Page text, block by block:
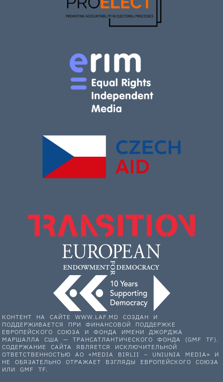
КОНТЕНТ НА САЙТЕ WWW.LAF.MD СОЗДАН И
ПОДДЕРЖИВАЕТСЯ ПРИ ФИНАНСОВОЙ ПОДДЕРЖКЕ
ЕВРОПЕЙСКОГО СОЮЗА И ФОНДА ИМЕНИ ДЖОРДЖА
МАРШАЛЛА США — ТРАНСАТЛАНТИЧЕСКОГО ФОНДА (GMF TF).
СОДЕРЖАНИЕ САЙТА ЯВЛЯЕТСЯ ИСКЛЮЧИТЕЛЬНОЙ
ОТВЕТСТВЕННОСТЬЮ АО «MEDIA BIRLII – UNIUNIA MEDIA» И
НЕ ОБЯЗАТЕЛЬНО ОТРАЖАЕТ ВЗГЛЯДЫ ЕВРОПЕЙСКОГО СОЮЗА
ИЛИ GMF TF.